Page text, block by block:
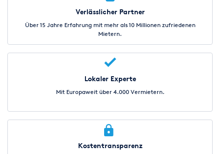
Verlässlicher Partner
Über 15 Jahre Erfahrung mit mehr als 10 Millionen zufriedenen
Mietern.
Lokaler Experte
Mit Europaweit über 4.000 Vermietern.
Kostentransparenz